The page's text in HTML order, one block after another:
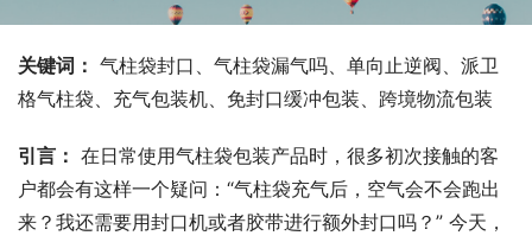
关键词： 气柱袋封口、气柱袋漏气吗、单向止逆阀、派卫
格气柱袋、充气包装机、免封口缓冲包装、跨境物流包装
引言： 在日常使用气柱袋包装产品时，很多初次接触的客
户都会有这样一个疑问：“气柱袋充气后，空气会不会跑出
来？我还需要用封口机或者胶带进行额外封口吗？” 今天，